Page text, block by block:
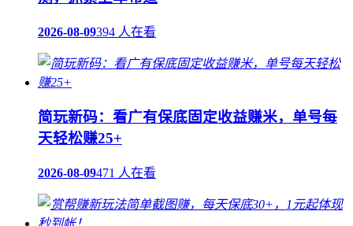
2026-08-09394 人在看
简玩新码：看广有保底固定收益赚米，单号每
天轻松赚25+
2026-08-09471 人在看